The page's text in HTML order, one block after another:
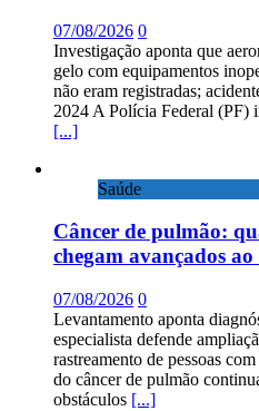
07/08/2026 0
Investigação aponta que
gelo com equipamentos
não eram registradas;
2024 A Polícia Federal (PF)
[...]
Saúde
Câncer de pulmão:
chegam avançados ao
07/08/2026 0
Levantamento aponta
especialista defende
rastreamento de pessoas
do câncer de pulmão
obstáculos [...]